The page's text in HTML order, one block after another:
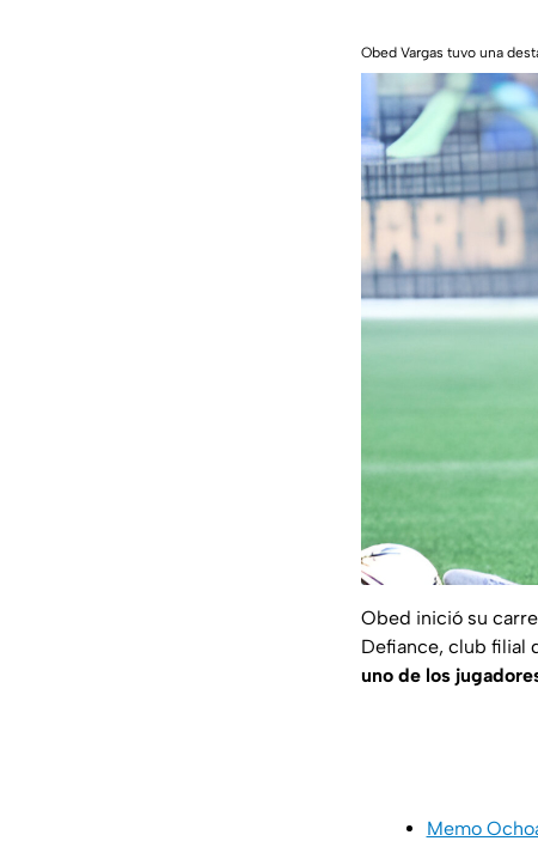
Obed Vargas tuvo una
Obed inició su
Defiance, club filial
uno de los
Memo